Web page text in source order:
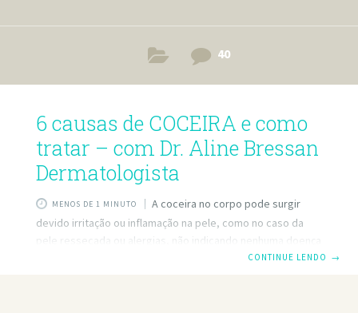
40
6 causas de COCEIRA e como
tratar – com Dr. Aline Bressan
Dermatologista
MENOS DE 1 MINUTO
A coceira no corpo pode surgir
devido irritação ou inflamação na pele, como no caso da
pele ressecada ou alergias, não indicando nenhuma doença
grave, mas também pode surgir devido a infecções na pele
CONTINUE LENDO →